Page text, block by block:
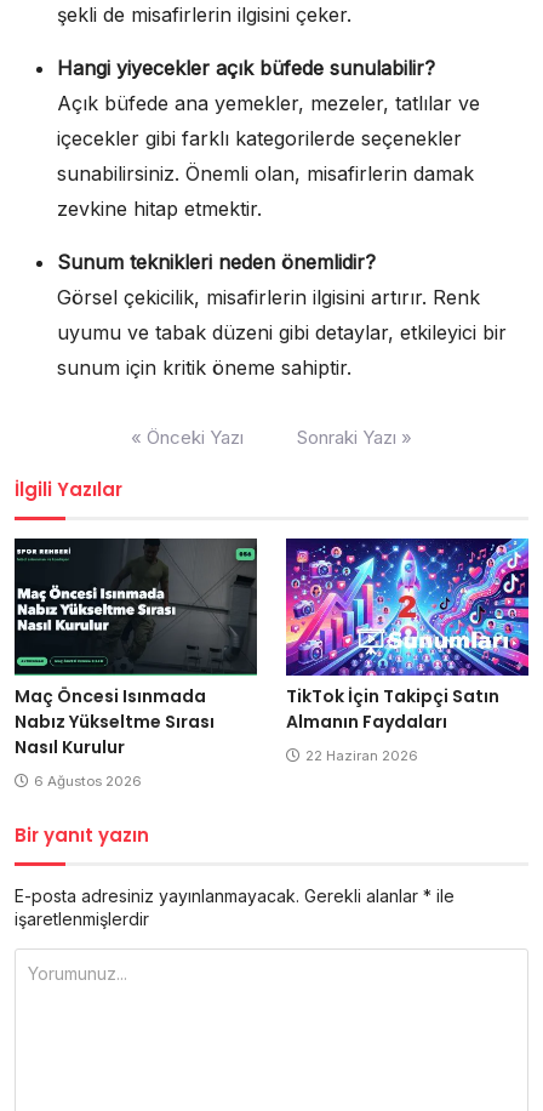
şekli de misafirlerin ilgisini çeker.
Hangi yiyecekler açık büfede sunulabilir?
Açık büfede ana yemekler, mezeler, tatlılar ve
içecekler gibi farklı kategorilerde seçenekler
sunabilirsiniz. Önemli olan, misafirlerin damak
zevkine hitap etmektir.
Sunum teknikleri neden önemlidir?
Görsel çekicilik, misafirlerin ilgisini artırır. Renk
uyumu ve tabak düzeni gibi detaylar, etkileyici bir
sunum için kritik öneme sahiptir.
« Önceki Yazı Sonraki Yazı »
İlgili Yazılar
Maç Öncesi Isınmada
Nabız Yükseltme Sırası
Nasıl Kurulur
6 Ağustos 2026
TikTok İçin Takipçi Satın
Almanın Faydaları
22 Haziran 2026
Bir yanıt yazın
E-posta adresiniz yayınlanmayacak. Gerekli alanlar * ile
işaretlenmişlerdir